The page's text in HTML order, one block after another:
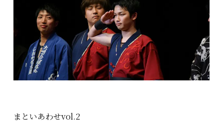
まといあわせvol.2